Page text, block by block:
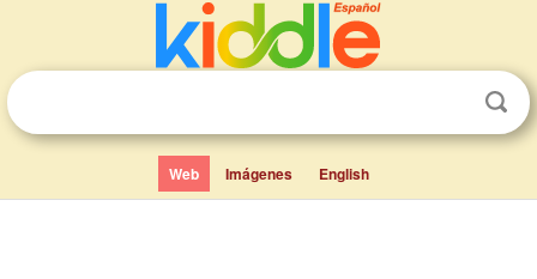
Web Imágenes English